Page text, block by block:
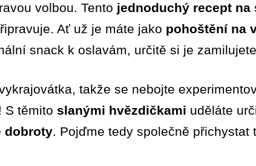
volbou. Tento jednoduchý recept na
Ať už je máte jako pohoštění na
snack k oslavám, určitě si je
takže se nebojte
S těmito slanými hvězdičkami uděláte
dobroty. Pojďme tedy společně přichystat